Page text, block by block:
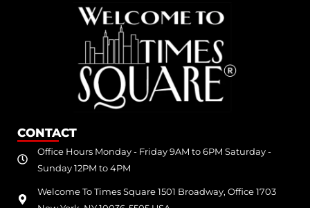
CONTACT
Office Hours Monday - Friday 9AM to 6PM Saturday -
Sunday 12PM to 4PM
Welcome To Times Square 1501 Broadway, Office 1703